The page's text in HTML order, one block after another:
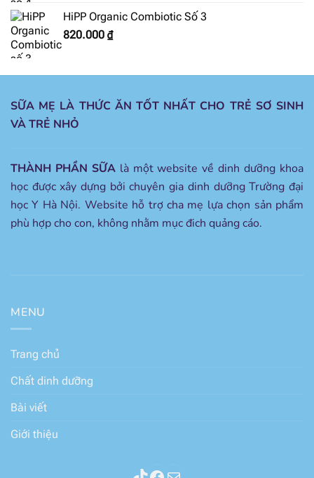
HiPP Organic Combiotic Số 3
820.000 ₫
SỮA MẸ LÀ THỨC ĂN TỐT NHẤT CHO TRẺ SƠ SINH
VÀ TRẺ NHỎ
THÀNH PHẦN SỮA là một website về dinh dưỡng khoa
học được xây dựng bởi chuyên gia dinh dưỡng Trường đại
học Y Hà Nội. Website hỗ trợ cha mẹ lựa chọn sản phẩm
phù hợp cho con, không nhằm mục đich quảng cáo.
MENU
Trang chủ
Chất dinh dưỡng
Bài viết
Giới thiệu
Thành phần sữaFacebook